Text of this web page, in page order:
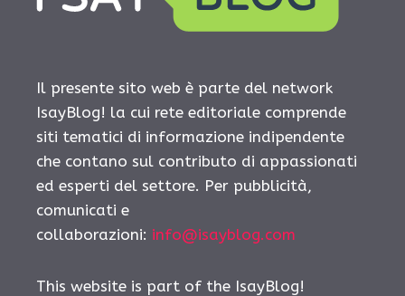
Il presente sito web è parte del network
IsayBlog! la cui rete editoriale comprende
siti tematici di informazione indipendente
che contano sul contributo di appassionati
ed esperti del settore. Per pubblicità,
comunicati e
collaborazioni: info@isayblog.com
This website is part of the IsayBlog!